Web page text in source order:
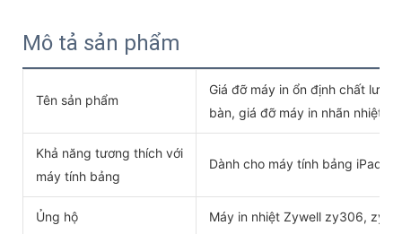
Mô tả sản phẩm
Tên sản phẩm
Giá đỡ máy in ổn định chất
bàn, giá đỡ máy in nhãn nhiệt
Khả năng tương thích với
máy tính bảng
Dành cho máy tính bảng iPad
Ủng hộ Máy in nhiệt Zywell zy306,